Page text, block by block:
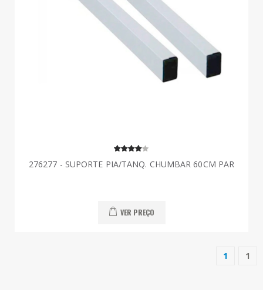
276277 - SUPORTE PIA/TANQ. CHUMBAR 60CM PAR
VER PREÇO
1(current)
1